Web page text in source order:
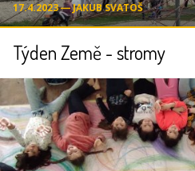
17.4.2023 ― JAKUB SVATOŠ
Týden Země - stromy